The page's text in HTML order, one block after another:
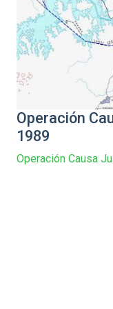
Operación
1989
Operación Causa